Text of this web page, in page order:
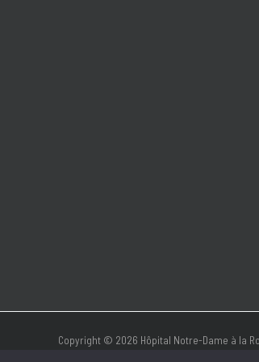
Copyright © 2026 Hôpital Notre-Dame à la